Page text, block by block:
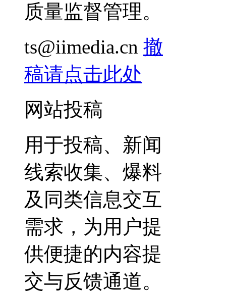
质量监督管理。
ts@iimedia.cn 撤
稿请点击此处
网站投稿
用于投稿、新闻
线索收集、爆料
及同类信息交互
需求，为用户提
供便捷的内容提
交与反馈通道。